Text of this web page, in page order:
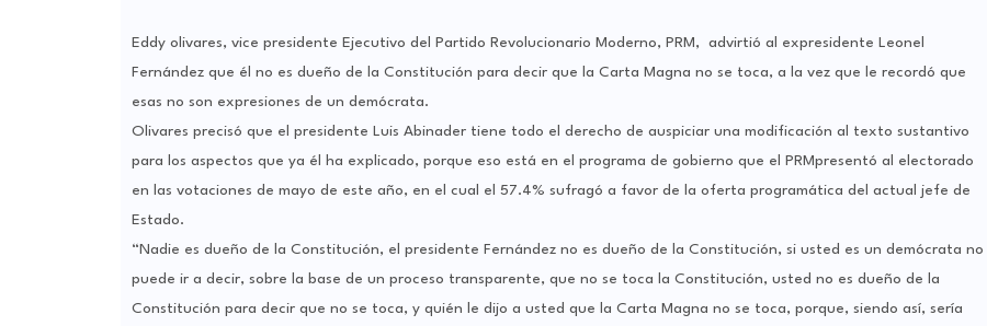
Eddy olivares, vice presidente Ejecutivo del Partido Revolucionario Moderno, PRM, advirtió al expresidente Leonel
Fernández que él no es dueño de la Constitución para decir que la Carta Magna no se toca, a la vez que le recordó que
esas no son expresiones de un demócrata.
Olivares precisó que el presidente Luis Abinader tiene todo el derecho de auspiciar una modificación al texto sustantivo
para los aspectos que ya él ha explicado, porque eso está en el programa de gobierno que el PRMpresentó al electorado
en las votaciones de mayo de este año, en el cual el 57.4% sufragó a favor de la oferta programática del actual jefe de
Estado.
“Nadie es dueño de la Constitución, el presidente Fernández no es dueño de la Constitución, si usted es un demócrata no
puede ir a decir, sobre la base de un proceso transparente, que no se toca la Constitución, usted no es dueño de la
Constitución para decir que no se toca, y quién le dijo a usted que la Carta Magna no se toca, porque, siendo así, sería